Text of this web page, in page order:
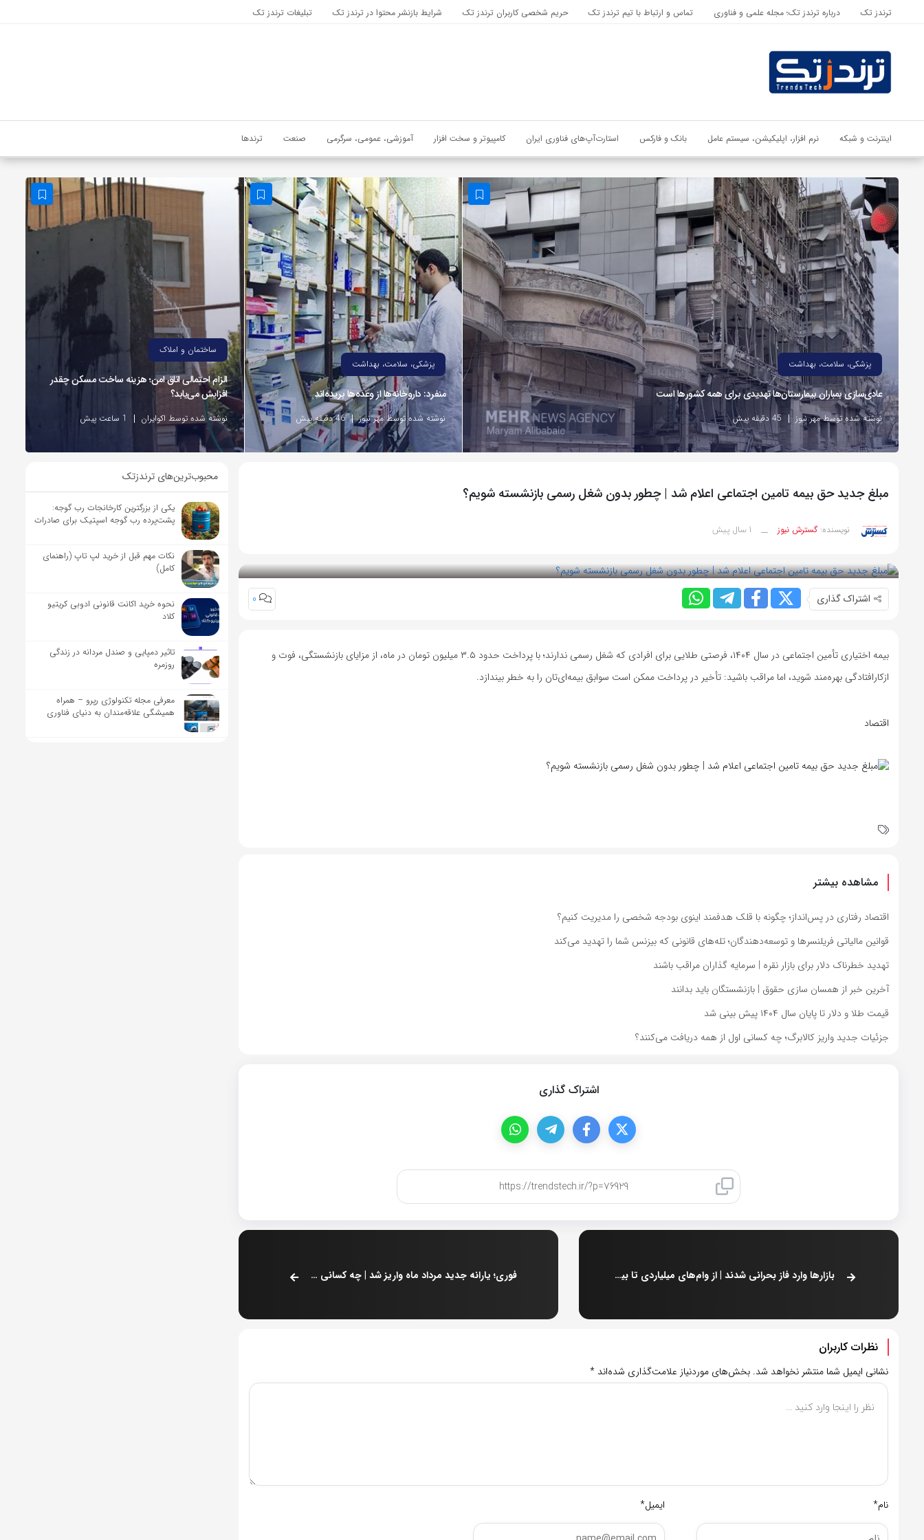
اشتراک گذاری
با استفاده از روش‌های زیر می‌توانید این صفحه را با دوستان خود به
اشتراک بگذارید.
ترندز تک درباره ترندز تک؛ مجله علمی و فناوری تماس و ارتباط با تیم ترندز تک حریم شخصی کاربران ترندز تک شرایط بازنشر محتوا در ترندز تک تبلیغات ترندز تک
اینترنت و شبکه نرم افزار، اپلیکیشن، سیستم عامل بانک و فارکس استارت‌آپ‌های فناوری ایران کامپیوتر و سخت افزار آموزشی، عمومی، سرگرمی صنعت ترندها
پزشکی، سلامت، بهداشت
عادی‌سازی بمباران بیمارستان‌ها تهدیدی برای همه کشورها است
نوشته شده توسط مهر نیوز 45 دقیقه پیش
پزشکی، سلامت، بهداشت
منفرد: داروخانه‌ها از وعده‌ها بریده‌اند
نوشته شده توسط مهر نیوز 46 دقیقه پیش
ساختمان و املاک
الزام احتمالی اتاق امن؛ هزینه ساخت مسکن چقدر
افزایش می‌یابد؟
نوشته شده توسط اکوایران 1 ساعت پیش
مبلغ جدید حق بیمه تامین اجتماعی اعلام شد | چطور بدون شغل رسمی بازنشسته شویم؟
نویسنده: گسترش نیوز __ 1 سال پیش
اشتراک گذاری 0
بیمه اختیاری تأمین اجتماعی در سال ۱۴۰۴، فرصتی طلایی برای افرادی که شغل رسمی ندارند؛ با پرداخت حدود ۳.۵ میلیون تومان در ماه، از مزایای بازنشستگی، فوت و
ازکارافتادگی بهره‌مند شوید، اما مراقب باشید: تأخیر در پرداخت ممکن است سوابق بیمه‌ای‌تان را به خطر بیندازد.
اقتصاد
مشاهده بیشتر
اقتصاد رفتاری در پس‌انداز؛ چگونه با قلک هدفمند اینوی بودجه شخصی را مدیریت کنیم؟
قوانین مالیاتی فریلنسرها و توسعه‌دهندگان؛ تله‌های قانونی که بیزنس شما را تهدید می‌کند
تهدید خطرناک دلار برای بازار نقره | سرمایه گذاران مراقب باشند
آخرین خبر از همسان سازی حقوق | بازنشستگان باید بدانند
قیمت طلا و دلار تا پایان سال ۱۴۰۴ پیش بینی شد
جزئیات جدید واریز کالابرگ؛ چه کسانی اول از همه دریافت می‌کنند؟
اشتراک گذاری
بازارها وارد فاز بحرانی شدند | از وام‌های میلیاردی تا بیمه‌های پرحاشیه فوری؛ یارانه جدید مرداد ماه واریز شد | چه کسانی مشمول شدند؟
نظرات کاربران
نشانی ایمیل شما منتشر نخواهد شد. بخش‌های موردنیاز علامت‌گذاری شده‌اند *
نام* ایمیل*
محبوب‌ترین‌های ترندزتک
یکی از بزرگترین کارخانجات رب گوجه:
پشت‌پرده رب گوجه اسپتیک برای صادرات
نکات مهم قبل از خرید لپ تاپ (راهنمای
کامل)
نحوه خرید اکانت قانونی ادوبی کریتیو
کلاد
تاثیر دمپایی و صندل مردانه در زندگی
روزمره
معرفی مجله تکنولوژی رپرو – همراه
همیشگی علاقه‌مندان به دنیای فناوری